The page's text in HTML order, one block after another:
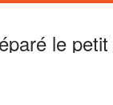
le petit